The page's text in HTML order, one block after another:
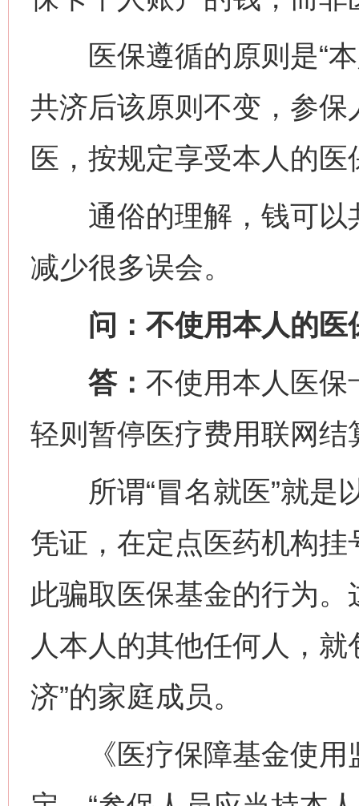
医保遵循的原则是“本
共济后该原则不变，参
医，按规定享受本人的医
通俗的理解，钱可以
减少很多误会。
问：不使用本人的医
答： 不使用本人医保
轻则暂停医疗费用联网
所谓“冒名就医”就是
凭证，在定点医药机构
此骗取医保基金的行为。
人本人的其他任何人，
济”的家庭成员。
《医疗保障基金使用